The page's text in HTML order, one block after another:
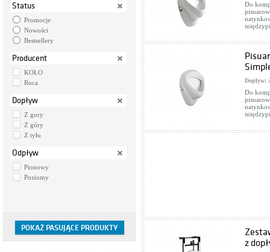
Status
Promocje
Nowości
Bestsellery
Producent
KOŁO
Roca
Dopływ
Z gory
Z góry
Z tyłu
Odpływ
Pionowy
Poziomy
Do
Dopływ:
Do
z